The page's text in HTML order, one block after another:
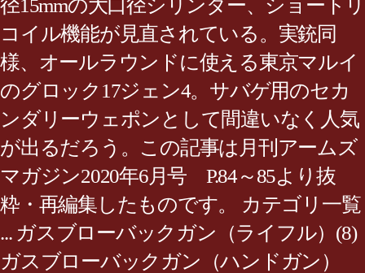
径15mmの大口径シリンダー、ショートリ
コイル機能が見直されている。実銃同
様、オールラウンドに使える東京マルイ
のグロック17ジェン4。サバゲ用のセカ
ンダリーウェポンとして間違いなく人気
が出るだろう。この記事は月刊アームズ
マガジン2020年6月号 P.84～85より抜
粋・再編集したものです。 カテゴリ一覧
... ガスブローバックガン（ライフル）(8)
ガスブローバックガン（ハンドガン）